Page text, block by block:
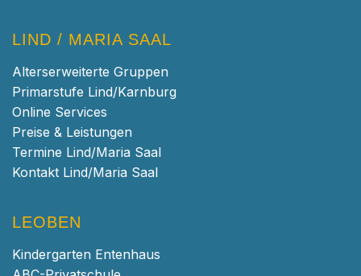
LIND / MARIA SAAL
Alterserweiterte Gruppen
Primarstufe Lind/Karnburg
Online Services
Preise & Leistungen
Termine Lind/Maria Saal
Kontakt Lind/Maria Saal
LEOBEN
Kindergarten Entenhaus